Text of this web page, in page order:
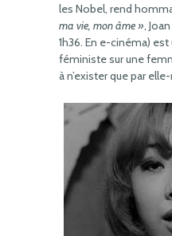
les Nobel, rend
ma vie, mon âme »,
1h36. En e-cinéma)
féministe sur une
à n’exister que par